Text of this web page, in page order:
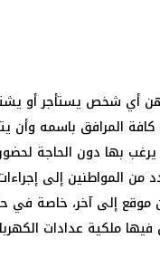
أي شخص يستأجر أو
المرافق باسمه وأن
بها دون الحاجة
المواطنين إلى
موقع إلى آخر، خاصة في
ملكية عدادات